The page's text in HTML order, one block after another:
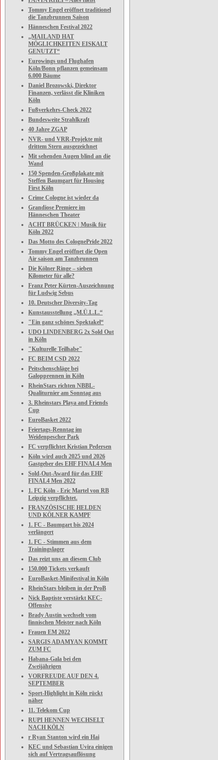
Tommy Engel eröffnet traditionel
die Tanzbrunnen Saison
Hänneschen Festival 2022
„MAILAND HAT
MÖGLICHKEITEN EISKALT
GENUTZT“
Eurowings und Flughafen
Köln/Bonn pflanzen gemeinsam
6.000 Bäume
Daniel Brozowski, Direktor
Finanzen, verlässt die Kliniken
Köln
Fußverkehrs-Check 2022
Bundesweite Strahlkraft
40 Jahre ZGAP
NVR- und VRR-Projekte mit
drittem Stern ausgezeichnet
Mit sehenden Augen blind an die
Wand
150 Spenden-Großplakate mit
Steffen Baumgart für Housing
First Köln
Crime Cologne ist wieder da
Grandiose Premiere im
Hänneschen Theater
ACHT BRÜCKEN | Musik für
Köln 2022
Das Motto des ColognePride 2022
Tommy Engel eröffnet die Open
Air saison am Tanzbrunnen
Die Kölner Ringe – sieben
Kilometer für alle?
Franz Peter Kürten-Auszeichnung
für Ludwig Sebus
10. Deutscher Diversity-Tag
Kunstausstellung „M.Ü.L.L.“
"Ein ganz schönes Spektakel“
UDO LINDENBERG 2x Sold Out
in Köln
"Kulturelle Teilhabe"
FC BEIM CSD 2022
Peitschenschläge bei
Galopprennen in Köln
RheinStars richten NBBL-
Qualiturnier am Sonntag aus
3. Rheinstars Playa and Friends
Cup
EuroBasket 2022
Feiertags-Renntag im
Weidenpescher Park
FC verpflichtet Kristian Pedersen
Köln wird auch 2025 und 2026
Gastgeber des EHF FINAL4 Men
Sold-Out-Award für das EHF
FINAL4 Men 2022
1. FC Köln - Eric Martel von RB
Leipzig verpflichtet.
FRANZÖSISCHE HELDEN
UND KÖLNER KAMPF
1. FC - Baumgart bis 2024
verlängert
1. FC - Stimmen aus dem
Trainingslager
Das reizt uns an diesem Club
150.000 Tickets verkauft
EuroBasket-Minifestival in Köln
RheinStars bleiben in der ProB
Nick Baptiste verstärkt KEC-
Offensive
Brady Austin wechselt vom
finnischen Meister nach Köln
Frauen EM 2022
SARGIS ADAMYAN KOMMT
ZUM FC
Habana-Gala bei den
Zweijährigen
VORFREUDE AUF DEN 4.
SEPTEMBER
Sport-Highlight in Köln rückt
näher
11. Telekom Cup
RUPI HENNEN WECHSELT
NACH KÖLN
r Ryan Stanton wird ein Hai
KEC und Sebastian Uvira einigen
sich auf Vertragsauflösung